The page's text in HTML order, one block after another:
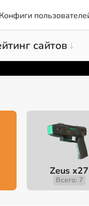
Конфиги
сайтов
Zeus x27
Всего: 7